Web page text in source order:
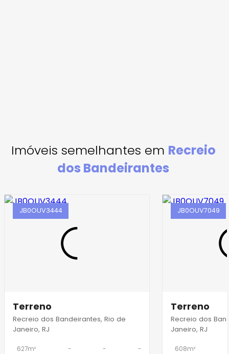
Imóveis semelhantes em Recreio
dos Bandeirantes
JB0OUV3444
Terreno
Recreio dos Bandeirantes, Rio de
Janeiro, RJ
627m² - - -
JB0OUV7049
Terreno
Recreio dos
Janeiro, RJ
608m²